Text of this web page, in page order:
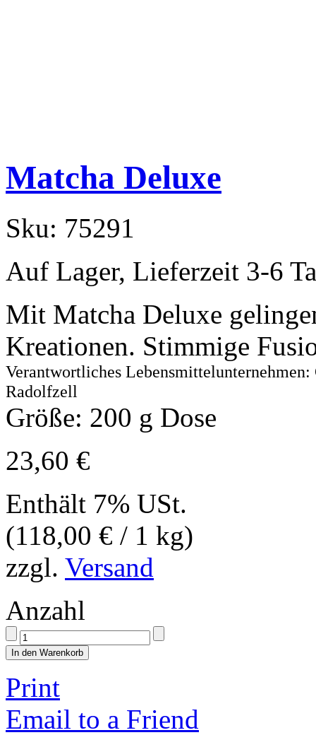
Matcha Deluxe
Sku: 75291
Auf Lager, Lieferzeit 3-6
Mit Matcha Deluxe
Kreationen. Stimmige
Verantwortliches
Radolfzell
Größe: 200 g Dose
23,60 €
Enthält 7% USt.
(118,00 € / 1 kg)
zzgl. Versand
Anzahl
In den Warenkorb
Print
Email to a Friend